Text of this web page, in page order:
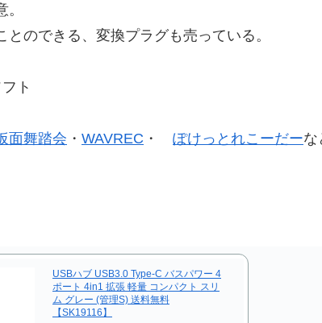
のできる、変換プラグも売っている。
ト
面舞踏会 ・ WAVREC ・ ぽけっとれこーだーな
USBハブ USB3.0 Type-C バスパワー 4
ポート 4in1 拡張 軽量 コンパクト スリ
ム グレー (管理S) 送料無料
【SK19116】